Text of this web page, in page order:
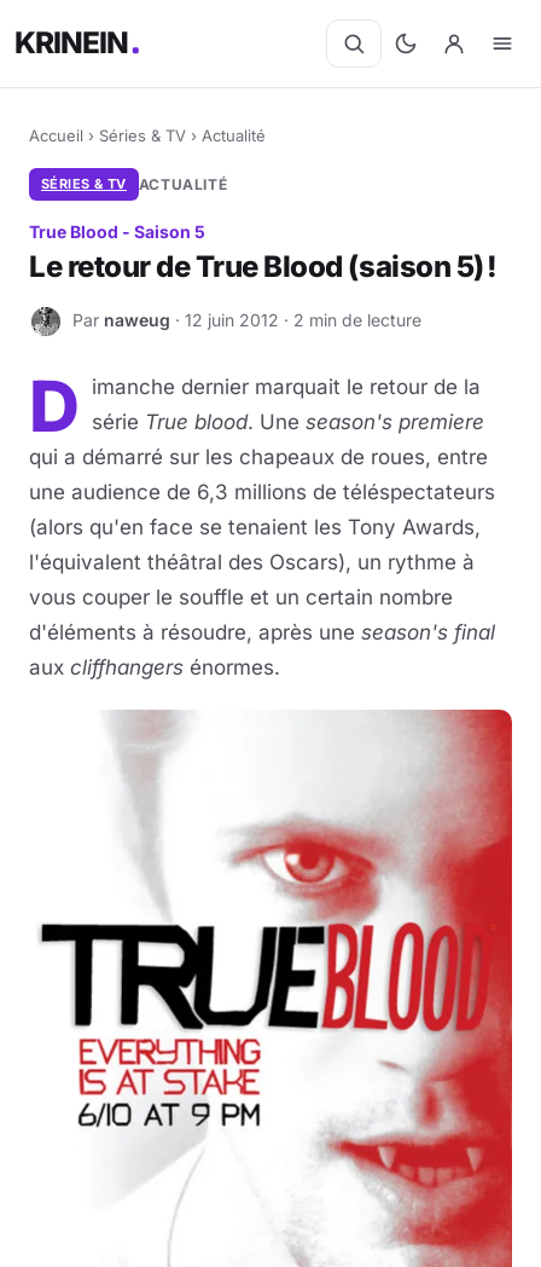
KRINEIN
Accueil › Séries & TV › Actualité
SÉRIES & TV ACTUALITÉ
True Blood - Saison 5
Le retour de True Blood (saison 5) !
N Par naweug · 12 juin 2012 · 2 min de lecture
D
imanche dernier marquait le retour de la
série True blood. Une season's premiere
qui a démarré sur les chapeaux de roues, entre
une audience de 6,3 millions de téléspectateurs
(alors qu'en face se tenaient les Tony Awards,
l'équivalent théâtral des Oscars), un rythme à
vous couper le souffle et un certain nombre
d'éléments à résoudre, après une season's final
aux cliffhangers énormes.